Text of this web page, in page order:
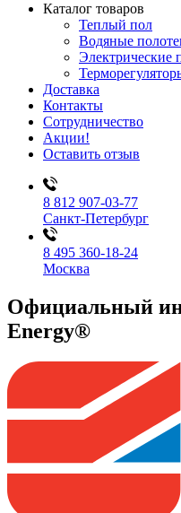
Каталог товаров
Теплый пол
Водяные
Электрические
Доставка
Контакты
Сотрудничество
Акции!
Оставить отзыв
8 812 907-03-77
Санкт-Петербург
8 495 360-18-24
Москва
Официальный
Energy®